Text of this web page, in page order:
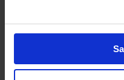
näytteenottohenkilökunta voi
lopputulokseen on päästy
päivää kestävillä
geenitesteillä.
11 hengitystieinfektioita